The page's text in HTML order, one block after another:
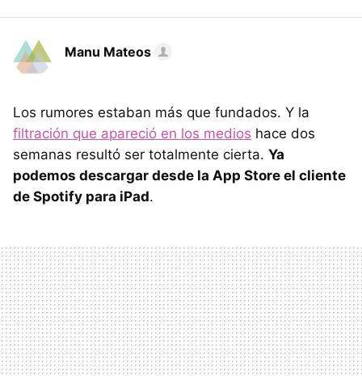
Manu Mateos
Los rumores estaban más que fundados. Y la
filtración que apareció en los medios hace dos
semanas resultó ser totalmente cierta. Ya
podemos descargar desde la App Store el cliente
de Spotify para iPad.